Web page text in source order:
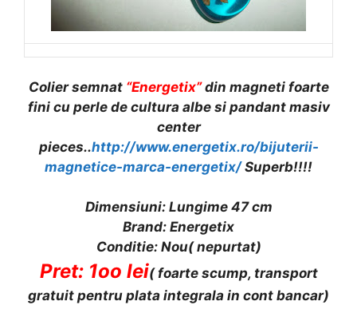
Colier semnat “Energetix”din magneti foarte
fini cu perle de cultura albe si pandant masiv
center
pieces..http://www.energetix.ro/bijuterii-
magnetice-marca-energetix/Superb!!!!
Dimensiuni: Lungime 47 cm
Brand: Energetix
Conditie: Nou( nepurtat)
Pret: 1oo lei( foarte scump, transport
gratuit pentru plata integrala in cont bancar)